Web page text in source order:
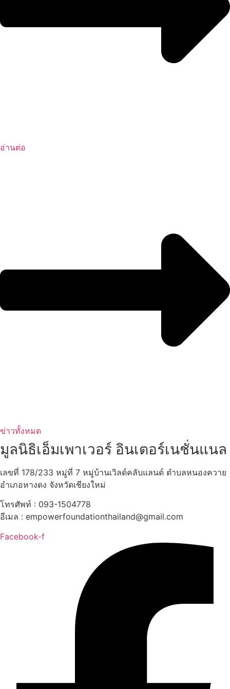
อ่านต่อ
ข่าวทั้งหมด
มูลนิธิเอ็มเพาเวอร์ อินเตอร์เนชั่นแนล
เลขที่ 178/233 หมู่ที่ 7 หมู่บ้านเวิลด์คลับแลนด์ ตำบลหนองควาย
อำเภอหางดง จังหวัดเชียงใหม่
โทรศัพท์ : 093-1504778
อีเมล : empowerfoundationthailand@gmail.com
Facebook-f